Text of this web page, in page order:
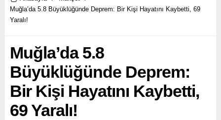
Muğla’da 5.8 Büyüklüğünde Deprem: Bir Kişi Hayatını Kaybetti, 69
Yaralı!
Muğla’da 5.8
Büyüklüğünde Deprem:
Bir Kişi Hayatını Kaybetti,
69 Yaralı!